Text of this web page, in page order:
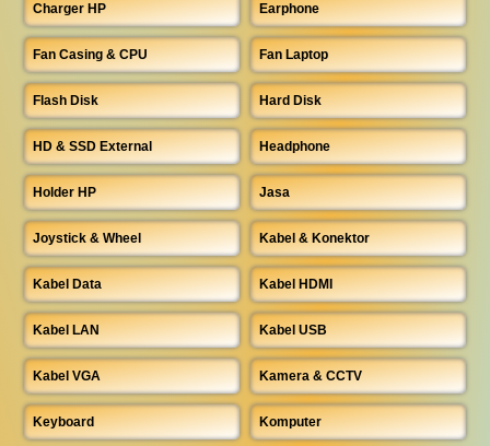
Charger HP Earphone
Fan Casing & CPU Fan Laptop
Flash Disk Hard Disk
HD & SSD External Headphone
Holder HP Jasa
Joystick & Wheel Kabel & Konektor
Kabel Data Kabel HDMI
Kabel LAN Kabel USB
Kabel VGA Kamera & CCTV
Keyboard Komputer